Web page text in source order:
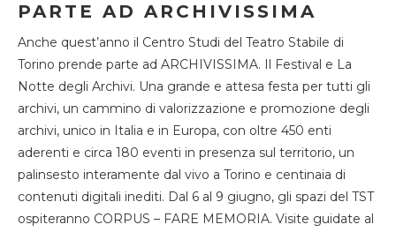
PARTE AD ARCHIVISSIMA
Anche quest’anno il Centro Studi del Teatro Stabile di
Torino prende parte ad ARCHIVISSIMA. Il Festival e La
Notte degli Archivi. Una grande e attesa festa per tutti gli
archivi, un cammino di valorizzazione e promozione degli
archivi, unico in Italia e in Europa, con oltre 450 enti
aderenti e circa 180 eventi in presenza sul territorio, un
palinsesto interamente dal vivo a Torino e centinaia di
contenuti digitali inediti. Dal 6 al 9 giugno, gli spazi del TST
ospiteranno CORPUS – FARE MEMORIA. Visite guidate al